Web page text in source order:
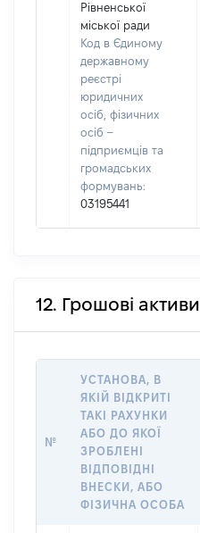
Рівненської
міської ради
Код в Єдиному
державному
реєстрі
юридичних
осіб, фізичних
осіб –
підприємців та
громадських
формувань:
03195441
12. Грошові активи
№
УСТАНОВА, В
ЯКІЙ ВІДКРИТІ
ТАКІ РАХУНКИ
АБО ДО ЯКОЇ
ЗРОБЛЕНІ
ВІДПОВІДНІ
ВНЕСКИ, АБО
ФІЗИЧНА ОСОБА